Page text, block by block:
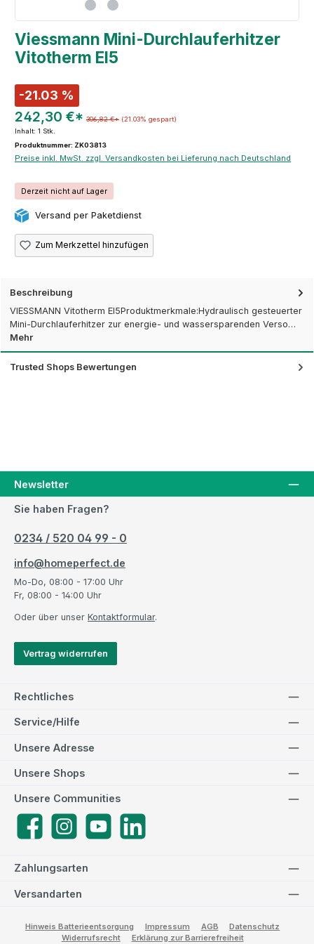
Viessmann Mini-Durchlauferhitzer
Vitotherm EI5
-21.03 %
242,30 €* 306,82 €* (21.03% gespart)
Inhalt: 1 Stk.
Produktnummer: ZK03813
Preise inkl. MwSt. zzgl. Versandkosten bei Lieferung nach Deutschland
Derzeit nicht auf Lager
Versand per Paketdienst
Zum Merkzettel hinzufügen
Beschreibung
VIESSMANN Vitotherm EI5Produktmerkmale:Hydraulisch gesteuerter
Mini-Durchlauferhitzer zur energie- und wassersparenden Verso…
Mehr
Trusted Shops Bewertungen
Newsletter
Sie haben Fragen?
0234 / 520 04 99 - 0
info@homeperfect.de
Mo-Do, 08:00 - 17:00 Uhr
Fr, 08:00 - 14:00 Uhr
Oder über unser Kontaktformular.
Vertrag widerrufen
Rechtliches
Service/Hilfe
Zahlungsarten
Versandarten
Unsere Adresse
Unsere Communities
FacebookInstagramYouTube
Unsere Shops
Hinweis Batterieentsorgung Impressum AGB
Datenschutz
Widerrufsrecht
Erklärung zur Barrierefreiheit